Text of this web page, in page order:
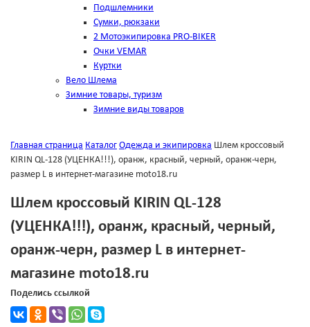
Подшлемники
Сумки, рюкзаки
2 Мотоэкипировка PRO-BIKER
Очки VEMAR
Куртки
Вело Шлема
Зимние товары, туризм
Зимние виды товаров
Главная страница Каталог Одежда и экипировка Шлем кроссовый
KIRIN QL-128 (УЦЕНКА!!!), оранж, красный, черный, оранж-черн,
размер L в интернет-магазине moto18.ru
Шлем кроссовый KIRIN QL-128
(УЦЕНКА!!!), оранж, красный, черный,
оранж-черн, размер L в интернет-
магазине moto18.ru
Поделись ссылкой